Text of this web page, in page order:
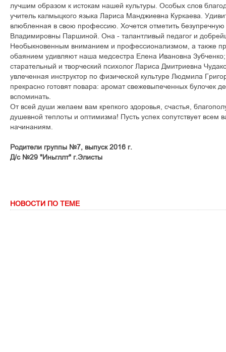
лучшим образом к истокам нашей культуры. Особых слов
учитель калмыцкого языка Лариса Манджиевна Куркаева.
влюбленная в свою профессию. Хочется отметить
Владимировны Паршиной. Она - талантливый педагог и
Необыкновенным вниманием и профессионализмом, а также
обаянием удивляют наша медсестра Елена Ивановна
старательный и творческий психолог Лариса Дмитриевна
увлеченная инструктор по физической культуре Людмила
прекрасно готовят повара: аромат свежевыпеченных булочек
вспоминать.
От всей души желаем вам крепкого здоровья, счастья,
душевной теплоты и оптимизма! Пусть успех сопутствует
начинаниям.
Родители группы №7, выпуск 2016 г.
Д/с №29 "Иньгллт" г.Элисты
НОВОСТИ ПО ТЕМЕ